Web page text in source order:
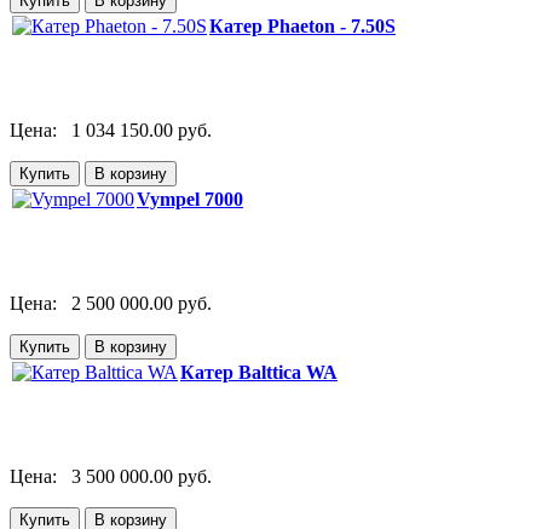
Катер Phaeton - 7.50S
Цена: 1 034 150.00 руб.
Vympel 7000
Цена: 2 500 000.00 руб.
Катер Balttica WA
Цена: 3 500 000.00 руб.